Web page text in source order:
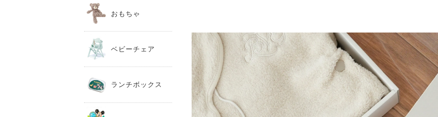
おもちゃ
ベビーチェア
ランチボックス